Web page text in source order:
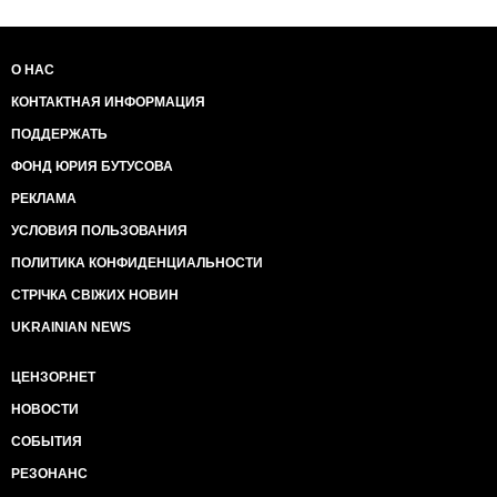
О НАС
КОНТАКТНАЯ ИНФОРМАЦИЯ
ПОДДЕРЖАТЬ
ФОНД ЮРИЯ БУТУСОВА
РЕКЛАМА
УСЛОВИЯ ПОЛЬЗОВАНИЯ
ПОЛИТИКА КОНФИДЕНЦИАЛЬНОСТИ
СТРІЧКА СВІЖИХ НОВИН
UKRAINIAN NEWS
ЦЕНЗОР.НЕТ
НОВОСТИ
СОБЫТИЯ
РЕЗОНАНС